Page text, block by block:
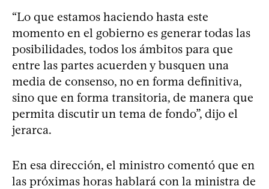
“Lo que estamos haciendo hasta este
momento en el gobierno es generar todas las
posibilidades, todos los ámbitos para que
entre las partes acuerden y busquen una
media de consenso, no en forma definitiva,
sino que en forma transitoria, de manera que
permita discutir un tema de fondo”, dijo el
jerarca.
En esa dirección, el ministro comentó que en
las próximas horas hablará con la ministra de